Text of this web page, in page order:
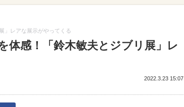
」レアな展示がやってくる
体感！「鈴木敏夫とジブリ展」レ
2022.3.23 15:07